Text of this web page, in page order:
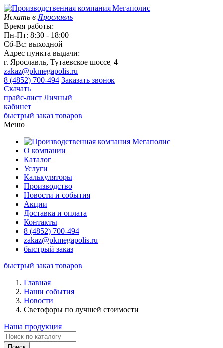
Искать в Ярославль
Время работы:
Пн-Пт: 8:30 - 18:00
Сб-Вс: выходной
Адрес пункта выдачи:
г. Ярославль, Тутаевское шоссе, 4
zakaz@pkmegapolis.ru
8 (4852) 700-494 Заказать звонок
Скачать
прайс-лист Личный
кабинет
быстрый заказ товаров
Меню
О компании
Каталог
Услуги
Калькуляторы
Производство
Новости и события
Акции
Доставка и оплата
Контакты
8 (4852) 700-494
zakaz@pkmegapolis.ru
быстрый заказ
быстрый заказ товаров
Главная
Наши события
Новости
Светофоры по лучшей стоимости
Наша продукция